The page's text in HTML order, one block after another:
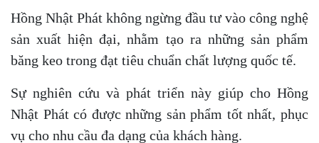
Hồng Nhật Phát không ngừng đầu tư vào công nghệ
sản xuất hiện đại, nhằm tạo ra những sản phẩm
băng keo trong đạt tiêu chuẩn chất lượng quốc tế.
Sự nghiên cứu và phát triển này giúp cho Hồng
Nhật Phát có được những sản phẩm tốt nhất, phục
vụ cho nhu cầu đa dạng của khách hàng.